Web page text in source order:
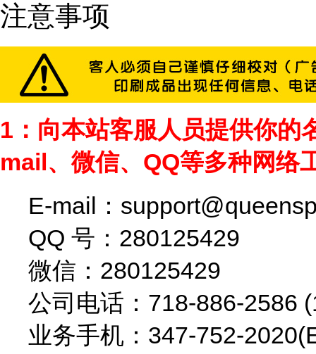
注意事项
1：向本站客服人员提供你的
mail、微信、QQ等多种网络
E-mail：
QQ 号：280125429
微信：280125429
公司电话：718-886-2586
业务手机：347-752-